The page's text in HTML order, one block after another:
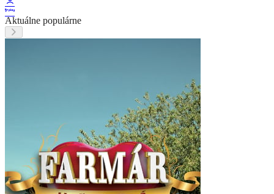
Aktuálne populárne